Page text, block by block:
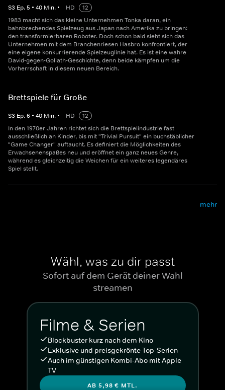
S3 Ep.5 • 40 Min. • HD
12
1983 macht sich das kleine Unternehmen Tonka daran, ein
bahnbrechendes Spielzeug aus Japan nach Amerika zu bringen:
den transformierbaren Roboter. Doch schon bald sieht sich das
Unternehmen mit dem Branchenriesen Hasbro konfrontiert, der
eine eigene konkurrierende Spielzeuglinie hat. Es ist eine wahre
David-gegen-Goliath-Geschichte, denn beide kämpfen um die
Vorherrschaft in diesem neuen Bereich.
Brettspiele für Große
S3 Ep.6 • 40 Min. • HD
12
In den 1970er Jahren richtet sich die Brettspielindustrie fast
ausschließlich an Kinder, bis mit "Trivial Pursuit" ein buchstäblicher
"Game Changer" auftaucht. Es definiert die Möglichkeiten des
Erwachsenenspaßes neu und eröffnet ein ganz neues Genre,
während es gleichzeitig die Weichen für ein weiteres legendäres
Spiel stellt.
mehr
Wähl, was zu dir passt
Sofort auf dem Gerät deiner Wahl
streamen
Filme & Serien
Blockbuster kurz nach dem Kino
Exklusive und preisgekrönte Top-Serien
Auch im günstigen Kombi-Abo mit Apple
TV
AB 5,98 € MTL.